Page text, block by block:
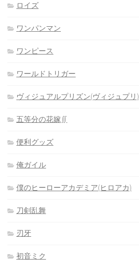
ロイズ
ワンパンマン
ワンピース
ワールドトリガー
ヴィジュアルプリズン(ヴィジュプリ)
五等分の花嫁∬
便利グッズ
俺ガイル
僕のヒーローアカデミア(ヒロアカ)
刀剣乱舞
刃牙
初音ミク